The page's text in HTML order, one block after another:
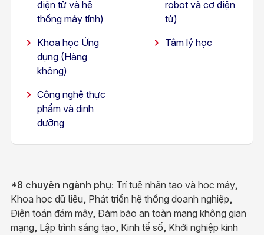
điện tử và hệ
thống máy tính)
robot và cơ điện
tử)
Khoa học Ứng
dụng (Hàng
không)
Tâm lý học
​Công nghệ thực
phẩm và dinh
dưỡng
*8 chuyên ngành phụ: Trí tuệ nhân tạo và học máy,
Khoa học dữ liệu, Phát triển hệ thống doanh nghiệp,
Điện toán đám mây, Đảm bảo an toàn mạng không gian
mạng, Lập trình sáng tạo, Kinh tế số, Khởi nghiệp kinh